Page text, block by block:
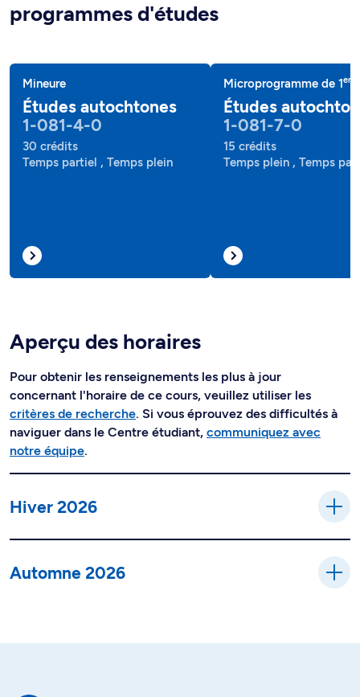
programmes d'études
Mineure
Études autochtones
1-081-4-0
30 crédits
Temps partiel , Temps plein
Microprogramme de 1er
Études
1-081-7-0
15 crédits
Temps plein , Temps
Aperçu des horaires
Pour obtenir les renseignements les plus à jour
concernant l'horaire de ce cours, veuillez utiliser les
critères de recherche. Si vous éprouvez des difficultés à
naviguer dans le Centre étudiant, communiquez avec
notre équipe.
Hiver 2026
Automne 2026